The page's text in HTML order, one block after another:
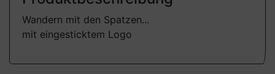
Wandern mit den Spatzen...
mit eingesticktem Logo